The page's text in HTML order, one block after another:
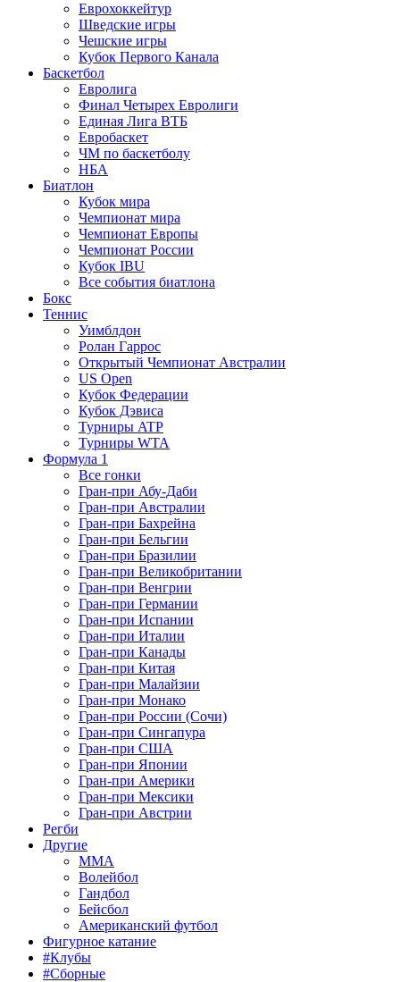
Еврохоккейтур
Шведские игры
Чешские игры
Кубок Первого Канала
Баскетбол
Евролига
Финал Четырех Евролиги
Единая Лига ВТБ
Евробаскет
ЧМ по баскетболу
НБА
Биатлон
Кубок мира
Чемпионат мира
Чемпионат Европы
Чемпионат России
Кубок IBU
Все события биатлона
Бокс
Теннис
Уимблдон
Ролан Гаррос
Открытый Чемпионат Австралии
US Open
Кубок Федерации
Кубок Дэвиса
Турниры ATP
Турниры WTA
Формула 1
Все гонки
Гран-при Абу-Даби
Гран-при Австралии
Гран-при Бахрейна
Гран-при Бельгии
Гран-при Бразилии
Гран-при Великобритании
Гран-при Венгрии
Гран-при Германии
Гран-при Испании
Гран-при Италии
Гран-при Канады
Гран-при Китая
Гран-при Малайзии
Гран-при Монако
Гран-при России (Сочи)
Гран-при Сингапура
Гран-при США
Гран-при Японии
Гран-при Америки
Гран-при Мексики
Гран-при Австрии
Регби
Другие
MMA
Волейбол
Гандбол
Бейсбол
Американский футбол
Фигурное катание
#Клубы
#Сборные